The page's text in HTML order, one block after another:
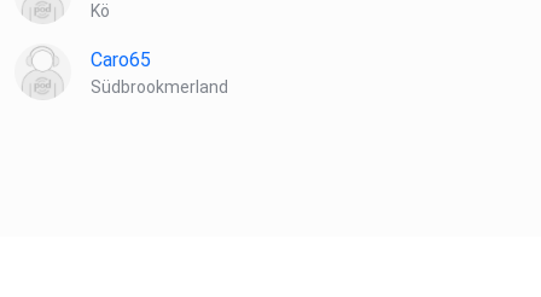
Kö
Caro65
Südbrookmerland